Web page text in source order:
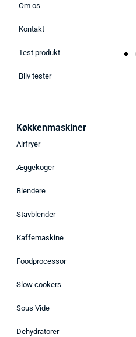
Om os
Kontakt
Test produkt
Bliv tester
Bedste Ismaskine 2026
Køkkenmaskiner
Airfryer
Æggekoger
Blendere
Stavblender
Kaffemaskine
Foodprocessor
Slow cookers
Sous Vide
Dehydratorer